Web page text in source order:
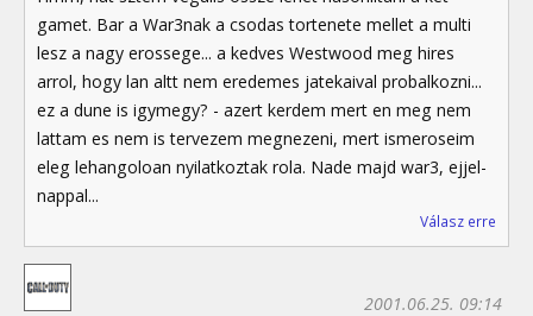
gamet. Bar a War3nak a csodas tortenete mellet a multi
lesz a nagy erossege... a kedves Westwood meg hires
arrol, hogy lan altt nem eredemes jatekaival probalkozni...
ez a dune is igymegy? - azert kerdem mert en meg nem
lattam es nem is tervezem megnezeni, mert ismeroseim
eleg lehangoloan nyilatkoztak rola. Nade majd war3, ejjel-
nappal...
Válasz erre
2001.06.25. 09:14